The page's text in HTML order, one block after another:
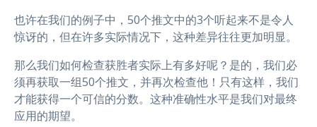
也许在我们的例子中，50个推文中的3个听起来不是令人
惊讶的，但在许多实际情况下，这种差异往往更加明显。
那么我们如何检查获胜者实际上有多好呢？是的，我们必
须再获取一组50个推文，并再次检查他！只有这样，我们
才能获得一个可信的分数。这种准确性水平是我们对最终
应用的期望。